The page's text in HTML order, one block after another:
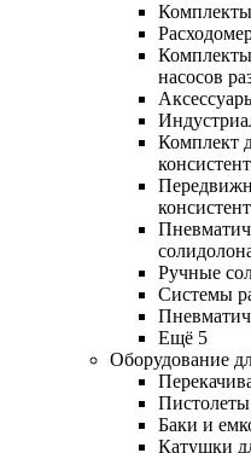
Комплекты
Комплекты
насосов
Комплект
Ручные
Системы
Ещё 5
Оборудование
Пистолеты
Баки и
Катушки